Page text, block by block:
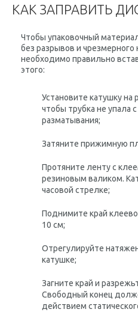
КАК ЗАПРАВИТЬ
Чтобы упаковочный
без разрывов и
необходимо правильно
этого:
Установите катушку на
чтобы трубка не упала
разматывания;
Затяните прижимную
Протяните ленту с
резиновым валиком.
часовой стрелке;
Поднимите край
10 см;
Отрегулируйте
катушке;
Загните край и
Свободный конец
действием